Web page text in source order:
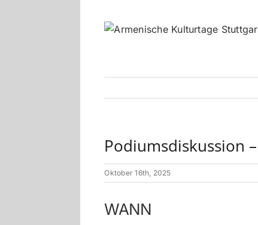
Podiumsdiskussion
Oktober 16th, 2025
WANN